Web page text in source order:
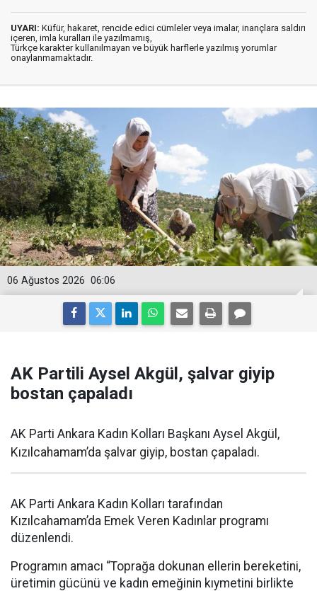
UYARI: Küfür, hakaret, rencide edici cümleler veya imalar, inançlara saldırı
içeren, imla kuralları ile yazılmamış,
Türkçe karakter kullanılmayan ve büyük harflerle yazılmış yorumlar
onaylanmamaktadır.
06:06
06 Ağustos 2026
AK Partili Aysel Akgül, şalvar giyip
bostan çapaladı
AK Parti Ankara Kadın Kolları Başkanı Aysel Akgül,
Kızılcahamam’da şalvar giyip, bostan çapaladı.
AK Parti Ankara Kadın Kolları tarafından
Kızılcahamam’da Emek Veren Kadınlar programı
düzenlendi.
Programın amacı “Toprağa dokunan ellerin bereketini,
üretimin gücünü ve kadın emeğinin kıymetini birlikte